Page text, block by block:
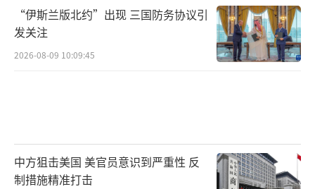
“伊斯兰版北约”出现 三国防务协议引
发关注
2026-08-09 10:09:45
中方狙击美国 美官员意识到严重性 反
制措施精准打击